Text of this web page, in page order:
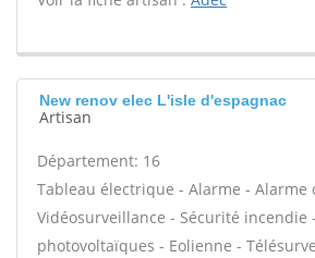
New renov elec L'isle d'espagnac
Artisan
Département: 16
Tableau électrique - Alarme - Alarme
Vidéosurveillance - Sécurité incendie
photovoltaïques - Eolienne -